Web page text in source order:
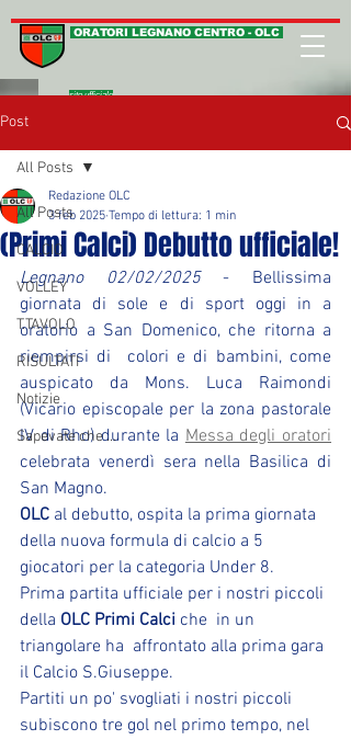
ORATORI LEGNANO CENTRO - OLC
sito ufficiale
Post
All Posts
CALCIO
VOLLEY
T.TAVOLO
RISULTATI
Notizie
Sapevate che ...
All Posts
(Primi Calci) Debutto ufficiale!
Redazione OLC
3 feb 2025 Tempo di lettura: 1 min
Legnano 02/02/2025 - Bellissima
giornata di sole e di sport oggi in a
oratorio a San Domenico, che ritorna a
riempirsi di  colori e di bambini, come
auspicato da Mons. Luca Raimondi
(Vicario episcopale per la zona pastorale
IV di Rho) durante la Messa degli oratori
celebrata venerdì sera nella Basilica di
San Magno.
OLC al debutto, ospita la prima giornata
della nuova formula di calcio a 5
giocatori per la categoria Under 8.
Prima partita ufficiale per i nostri piccoli
della OLC Primi Calci che  in un
triangolare ha  affrontato alla prima gara
il Calcio S.Giuseppe.
Partiti un po' svogliati i nostri piccoli
subiscono tre gol nel primo tempo, nel